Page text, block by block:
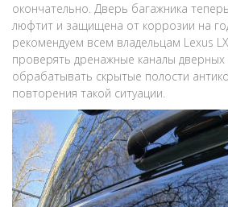
окончательно. Дверь багажника
люфтит и защищена от коррозии на
рекомендуем всем владельцам Lexus
проверять дренажные каналы
обрабатывать скрытые полости
повторения такой ситуации.